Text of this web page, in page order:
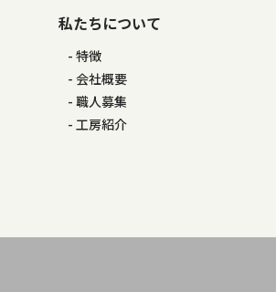
私たちについて
特徴
会社概要
職人募集
工房紹介